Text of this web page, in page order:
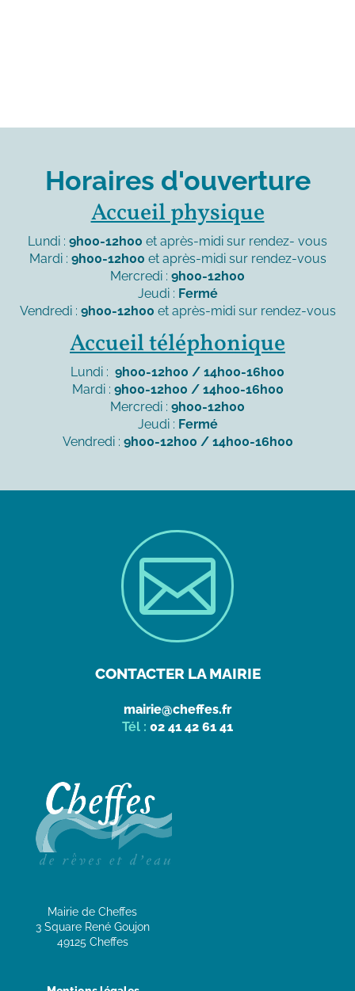
Horaires d'ouverture
Accueil physique
Lundi : 9h00-12h00 et après-midi sur rendez- vous
Mardi : 9h00-12h00 et après-midi sur rendez-vous
Mercredi : 9h00-12h00
Jeudi : Fermé
Vendredi : 9h00-12h00 et après-midi sur rendez-vous
Accueil téléphonique
Lundi : 9h00-12h00 / 14h00-16h00
Mardi : 9h00-12h00 / 14h00-16h00
Mercredi : 9h00-12h00
Jeudi : Fermé
Vendredi : 9h00-12h00 / 14h00-16h00

CONTACTER LA MAIRIE
mairie@cheffes.fr
Tél : 02 41 42 61 41
Mairie de Cheffes
3 Square René Goujon
49125 Cheffes